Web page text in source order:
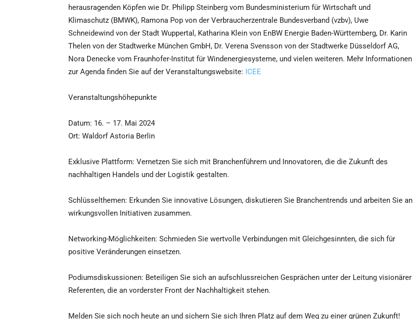
herausragenden Köpfen wie Dr. Philipp Steinberg vom Bundesministerium für Wirtschaft und
Klimaschutz (BMWK), Ramona Pop von der Verbraucherzentrale Bundesverband (vzbv), Uwe
Schneidewind von der Stadt Wuppertal, Katharina Klein von EnBW Energie Baden-Württemberg, Dr. Karin
Thelen von der Stadtwerke München GmbH, Dr. Verena Svensson von der Stadtwerke Düsseldorf AG,
Nora Denecke vom Fraunhofer-Institut für Windenergiesysteme, und vielen weiteren. Mehr Informationen
zur Agenda finden Sie auf der Veranstaltungswebsite: ICEE
Veranstaltungshöhepunkte
Datum: 16. – 17. Mai 2024
Ort: Waldorf Astoria Berlin
Exklusive Plattform: Vernetzen Sie sich mit Branchenführern und Innovatoren, die die Zukunft des
nachhaltigen Handels und der Logistik gestalten.
Schlüsselthemen: Erkunden Sie innovative Lösungen, diskutieren Sie Branchentrends und arbeiten Sie an
wirkungsvollen Initiativen zusammen.
Networking-Möglichkeiten: Schmieden Sie wertvolle Verbindungen mit Gleichgesinnten, die sich für
positive Veränderungen einsetzen.
Podiumsdiskussionen: Beteiligen Sie sich an aufschlussreichen Gesprächen unter der Leitung visionärer
Referenten, die an vorderster Front der Nachhaltigkeit stehen.
Melden Sie sich noch heute an und sichern Sie sich Ihren Platz auf dem Weg zu einer grünen Zukunft!